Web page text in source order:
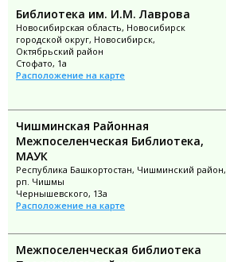
Библиотека им. И.М. Лаврова
Новосибирская область, Новосибирск
городской округ, Новосибирск,
Октябрьский район
Стофато, 1а
Расположение на карте
Чишминская Районная
Межпоселенческая Библиотека,
МАУК
Республика Башкортостан, Чишминский район,
рп. Чишмы
Чернышевского, 13а
Расположение на карте
Межпоселенческая библиотека